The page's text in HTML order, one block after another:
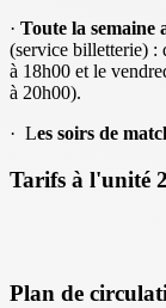
· Toute la semaine
(service billetterie) :
à 18h00 et le
à 20h00).
· Les soirs de
Tarifs à l'unité
Plan de